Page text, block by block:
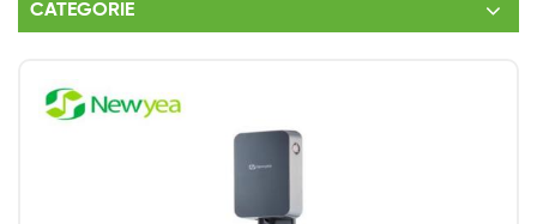
CATEGORIE